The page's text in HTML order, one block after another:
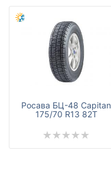
Росава БЦ-48 Capitan
175/70 R13 82T